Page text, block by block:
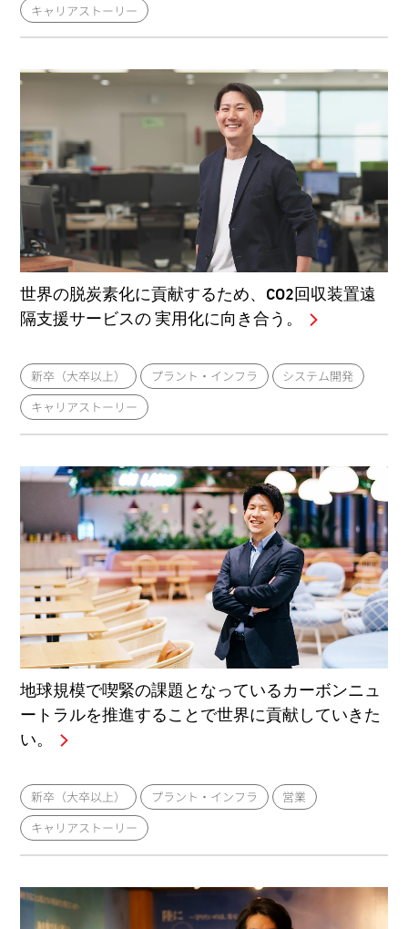
キャリアストーリー
世界の脱炭素化に貢献するため、CO2回収装置遠
隔支援サービスの 実用化に向き合う。
新卒（大卒以上） プラント・インフラ
システム開発
キャリアストーリー
地球規模で喫緊の課題となっているカーボンニュ
ートラルを推進することで世界に貢献していきた
い。
新卒（大卒以上） プラント・インフラ
営業
キャリアストーリー